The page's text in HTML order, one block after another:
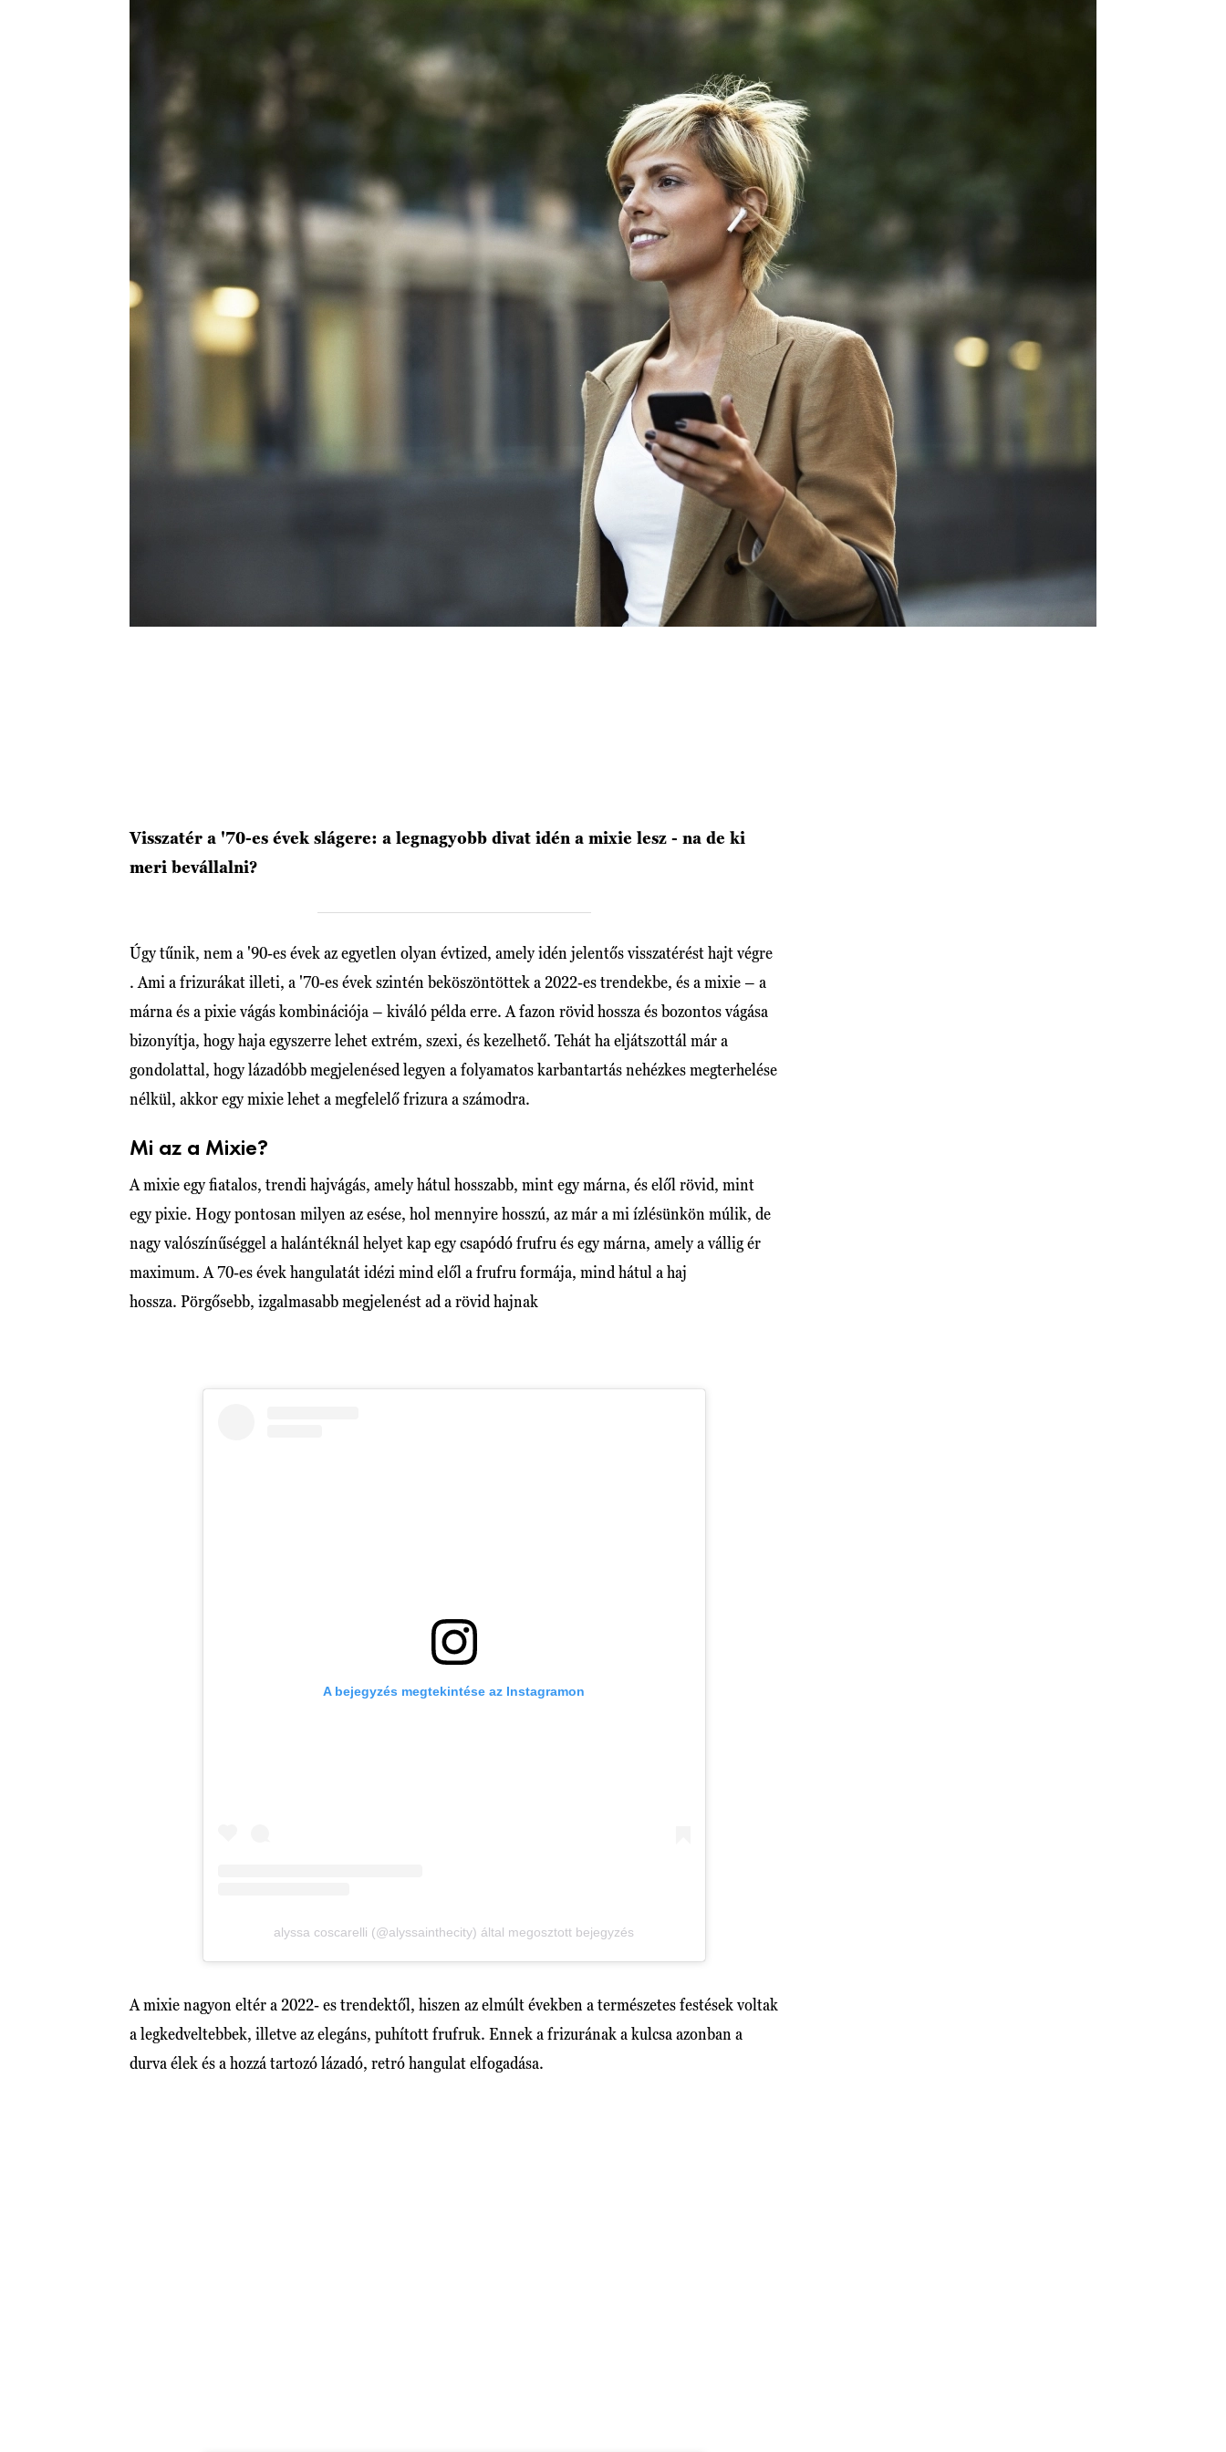
Visszatér a '70-es évek slágere: a legnagyobb divat idén a mixie lesz - na de ki
meri bevállalni?
Úgy tűnik, nem a '90-es évek az egyetlen olyan évtized, amely idén jelentős visszatérést hajt végre
. Ami a frizurákat illeti, a '70-es évek szintén beköszöntöttek a 2022-es trendekbe, és a mixie – a
márna és a pixie vágás kombinációja – kiváló példa erre. A fazon rövid hossza és bozontos vágása
bizonyítja, hogy haja egyszerre lehet extrém, szexi, és kezelhető. Tehát ha eljátszottál már a
gondolattal, hogy lázadóbb megjelenésed legyen a folyamatos karbantartás nehézkes megterhelése
nélkül, akkor egy mixie lehet a megfelelő frizura a számodra.
Mi az a Mixie?
A mixie egy fiatalos, trendi hajvágás, amely hátul hosszabb, mint egy márna, és elől rövid, mint
egy pixie. Hogy pontosan milyen az esése, hol mennyire hosszú, az már a mi ízlésünkön múlik, de
nagy valószínűséggel a halántéknál helyet kap egy csapódó frufru és egy márna, amely a vállig ér
maximum. A 70-es évek hangulatát idézi mind elől a frufru formája, mind hátul a haj
hossza. Pörgősebb, izgalmasabb megjelenést ad a rövid hajnak
A bejegyzés megtekintése az Instagramon
alyssa coscarelli (@alyssainthecity) által megosztott bejegyzés
A mixie nagyon eltér a 2022- es trendektől, hiszen az elmúlt években a természetes festések voltak
a legkedveltebbek, illetve az elegáns, puhított frufruk. Ennek a frizurának a kulcsa azonban a
durva élek és a hozzá tartozó lázadó, retró hangulat elfogadása.